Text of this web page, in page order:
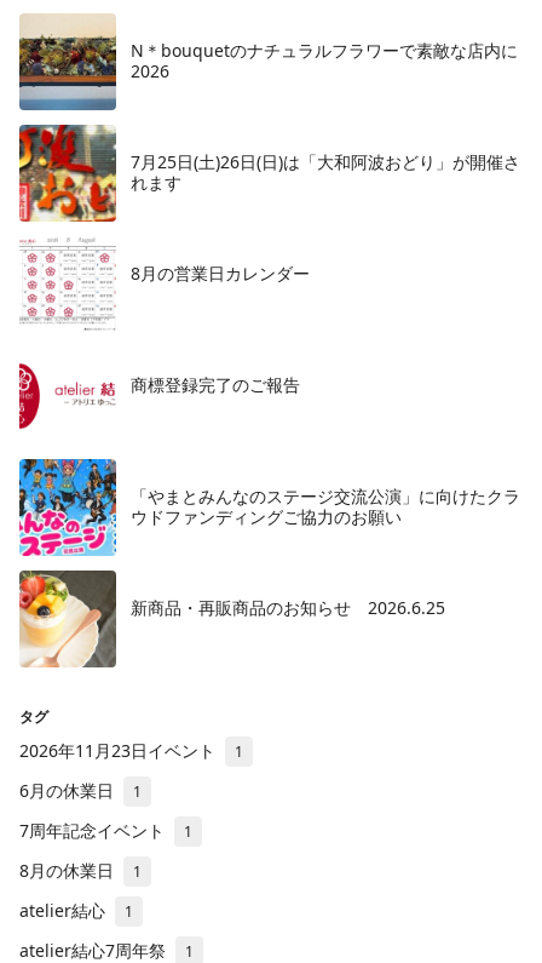
N＊bouquetのナチュラルフラワーで素敵な店内に
2026
7月25日(土)26日(日)は「大和阿波おどり」が開催さ
れます
8月の営業日カレンダー
商標登録完了のご報告
「やまとみんなのステージ交流公演」に向けたクラ
ウドファンディングご協力のお願い
新商品・再販商品のお知らせ 2026.6.25
タグ
2026年11月23日イベント 1
6月の休業日 1
7周年記念イベント 1
8月の休業日 1
atelier結心 1
atelier結心7周年祭 1